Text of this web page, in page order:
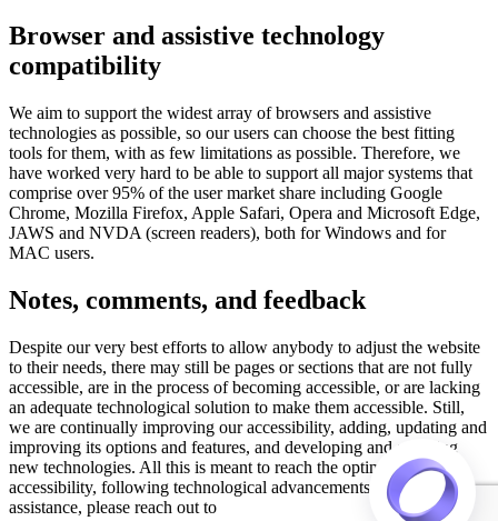
Browser and assistive technology
compatibility
We aim to support the widest array of browsers and assistive
technologies as possible, so our users can choose the best fitting
tools for them, with as few limitations as possible. Therefore, we
have worked very hard to be able to support all major systems that
comprise over 95% of the user market share including Google
Chrome, Mozilla Firefox, Apple Safari, Opera and Microsoft Edge,
JAWS and NVDA (screen readers), both for Windows and for
MAC users.
Notes, comments, and feedback
Despite our very best efforts to allow anybody to adjust the website
to their needs, there may still be pages or sections that are not fully
accessible, are in the process of becoming accessible, or are lacking
an adequate technological solution to make them accessible. Still,
we are continually improving our accessibility, adding, updating and
improving its options and features, and developing and adopting
new technologies. All this is meant to reach the optimal level of
accessibility, following technological advancements. For any
assistance, please reach out to